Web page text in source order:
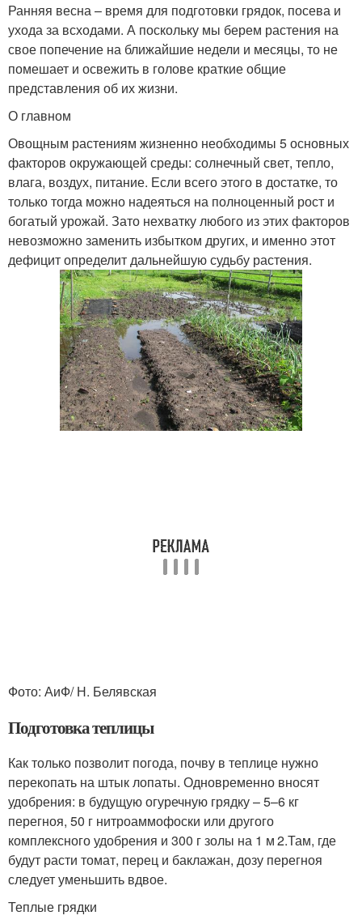
Ранняя весна – время для подготовки грядок, посева и
ухода за всходами. А поскольку мы берем растения на
свое попечение на ближайшие недели и месяцы, то не
помешает и освежить в голове краткие общие
представления об их жизни.
О главном
Овощным растениям жизненно необходимы 5 основных
факторов окружающей среды: солнечный свет, тепло,
влага, воздух, питание. Если всего этого в достатке, то
только тогда можно надеяться на полноценный рост и
богатый урожай. Зато нехватку любого из этих факторов
невозможно заменить избытком других, и именно этот
дефицит определит дальнейшую судьбу растения.
Фото: АиФ/ Н. Белявская
Подготовка теплицы
Как только позволит погода, почву в теплице нужно
перекопать на штык лопаты. Одновременно вносят
удобрения: в будущую огуречную грядку – 5–6 кг
перегноя, 50 г нитроаммофоски или другого
комплексного удобрения и 300 г золы на 1 м2.Там, где
будут расти томат, перец и баклажан, дозу перегноя
следует уменьшить вдвое.
Теплые грядки